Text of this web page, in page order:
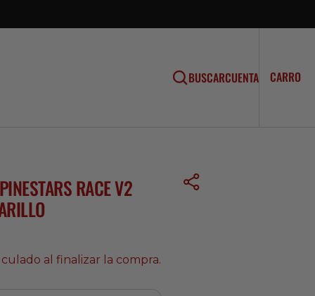
BUSCARCUENTA CARRO0
RACE V2
al finalizar la compra.